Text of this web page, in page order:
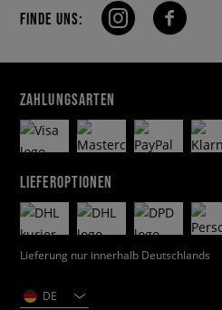
FINDE UNS:
ZAHLUNGSARTEN
LIEFEROPTIONEN
Lieferung nur innerhalb Deutschlands
DE